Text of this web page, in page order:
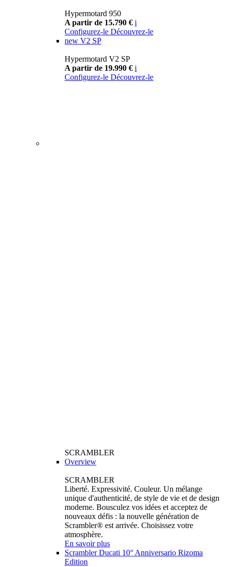
Hypermotard 950
A partir de 15.790 € i
Configurez-le Découvrez-le
new V2 SP
Hypermotard V2 SP
A partir de 19.990 € i
Configurez-le Découvrez-le
SCRAMBLER
Overview
SCRAMBLER
Liberté. Expressivité. Couleur. Un mélange
unique d'authenticité, de style de vie et de design
moderne. Bousculez vos idées et acceptez de
nouveaux défis : la nouvelle génération de
Scrambler® est arrivée. Choisissez votre
atmosphère.
En savoir plus
Scrambler Ducati 10° Anniversario Rizoma
Edition